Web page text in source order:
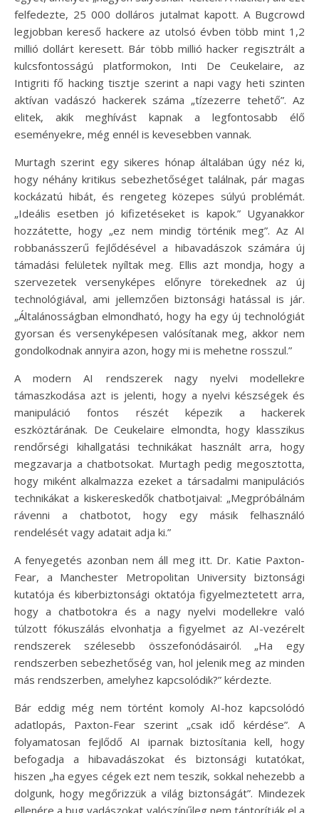
felfedezte, 25 000 dolláros jutalmat kapott. A Bugcrowd
legjobban kereső hackere az utolsó évben több mint 1,2
millió dollárt keresett. Bár több millió hacker regisztrált a
kulcsfontosságú platformokon, Inti De Ceukelaire, az
Intigriti fő hacking tisztje szerint a napi vagy heti szinten
aktívan vadászó hackerek száma „tízezerre tehető”. Az
elitek, akik meghívást kapnak a legfontosabb élő
eseményekre, még ennél is kevesebben vannak.
Murtagh szerint egy sikeres hónap általában úgy néz ki,
hogy néhány kritikus sebezhetőséget találnak, pár magas
kockázatú hibát, és rengeteg közepes súlyú problémát.
„Ideális esetben jó kifizetéseket is kapok.” Ugyanakkor
hozzátette, hogy „ez nem mindig történik meg”. Az AI
robbanásszerű fejlődésével a hibavadászok számára új
támadási felületek nyíltak meg. Ellis azt mondja, hogy a
szervezetek versenyképes előnyre törekednek az új
technológiával, ami jellemzően biztonsági hatással is jár.
„Általánosságban elmondható, hogy ha egy új technológiát
gyorsan és versenyképesen valósítanak meg, akkor nem
gondolkodnak annyira azon, hogy mi is mehetne rosszul.”
A modern AI rendszerek nagy nyelvi modellekre
támaszkodása azt is jelenti, hogy a nyelvi készségek és
manipuláció fontos részét képezik a hackerek
eszköztárának. De Ceukelaire elmondta, hogy klasszikus
rendőrségi kihallgatási technikákat használt arra, hogy
megzavarja a chatbotsokat. Murtagh pedig megosztotta,
hogy miként alkalmazza ezeket a társadalmi manipulációs
technikákat a kiskereskedők chatbotjaival: „Megpróbálnám
rávenni a chatbotot, hogy egy másik felhasználó
rendelését vagy adatait adja ki.”
A fenyegetés azonban nem áll meg itt. Dr. Katie Paxton-
Fear, a Manchester Metropolitan University biztonsági
kutatója és kiberbiztonsági oktatója figyelmeztetett arra,
hogy a chatbotokra és a nagy nyelvi modellekre való
túlzott fókuszálás elvonhatja a figyelmet az AI-vezérelt
rendszerek szélesebb összefonódásairól. „Ha egy
rendszerben sebezhetőség van, hol jelenik meg az minden
más rendszerben, amelyhez kapcsolódik?” kérdezte.
Bár eddig még nem történt komoly AI-hoz kapcsolódó
adatlopás, Paxton-Fear szerint „csak idő kérdése”. A
folyamatosan fejlődő AI iparnak biztosítania kell, hogy
befogadja a hibavadászokat és biztonsági kutatókat,
hiszen „ha egyes cégek ezt nem teszik, sokkal nehezebb a
dolgunk, hogy megőrizzük a világ biztonságát”. Mindezek
ellenére a bug vadászokat valószínűleg nem tántorítják el a